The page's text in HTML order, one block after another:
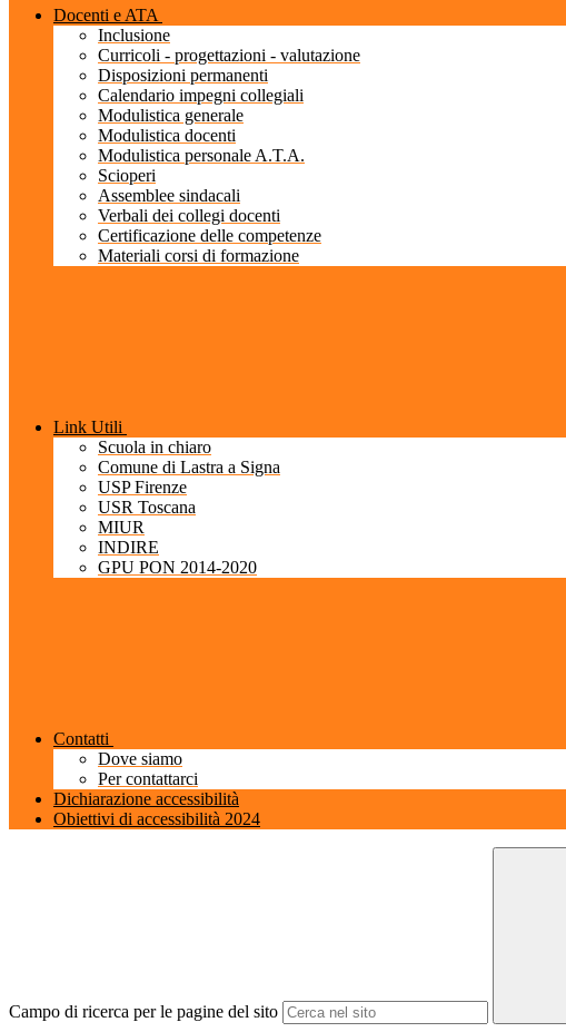
Docenti e ATA
Inclusione
Curricoli - progettazioni - valutazione
Disposizioni permanenti
Calendario impegni collegiali
Modulistica generale
Modulistica docenti
Modulistica personale A.T.A.
Scioperi
Assemblee sindacali
Verbali dei collegi docenti
Certificazione delle competenze
Materiali corsi di formazione
Link Utili
Scuola in chiaro
Comune di Lastra a Signa
USP Firenze
USR Toscana
MIUR
INDIRE
GPU PON 2014-2020
Contatti
Dove siamo
Per contattarci
Dichiarazione accessibilità
Obiettivi di accessibilità 2024
Campo di ricerca per le pagine del sito